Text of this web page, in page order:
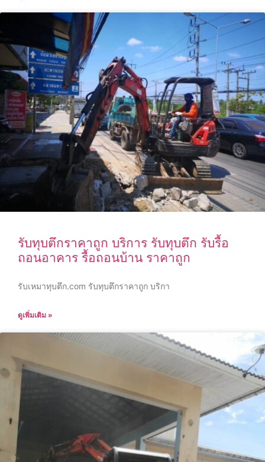
รับทุบตึกราคาถูก บริการ รับทุบตึก รับรื้อ
ถอนอาคาร รื้อถอนบ้าน ราคาถูก
รับเหมาทุบตึก.com รับทุบตึกราคาถูก บริกา
ดูเพิ่มเติม »